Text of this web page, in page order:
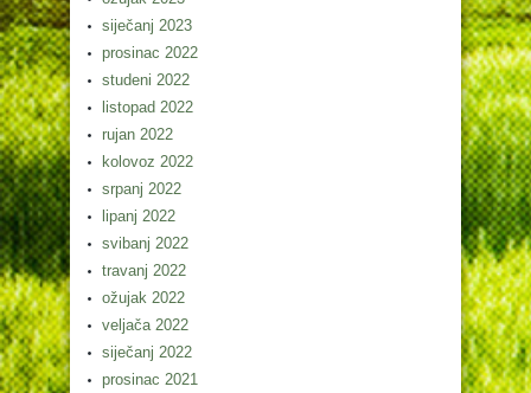
siječanj 2023
prosinac 2022
studeni 2022
listopad 2022
rujan 2022
kolovoz 2022
srpanj 2022
lipanj 2022
svibanj 2022
travanj 2022
ožujak 2022
veljača 2022
siječanj 2022
prosinac 2021